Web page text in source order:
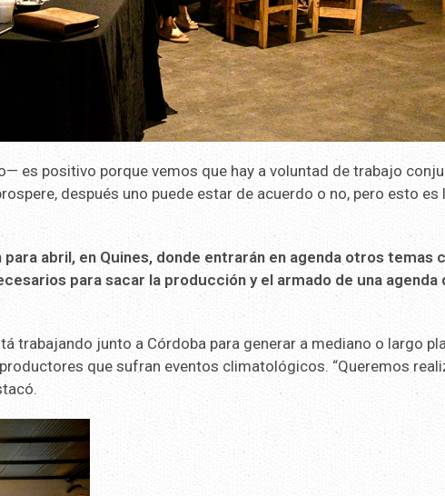
es positivo porque vemos que hay a voluntad de trabajo
después uno puede estar de acuerdo o no, pero esto es
abril, en Quines, donde entrarán en agenda otros temas
para sacar la producción y el armado de una agenda
trabajando junto a Córdoba para generar a mediano o largo
que sufran eventos climatológicos. “Queremos